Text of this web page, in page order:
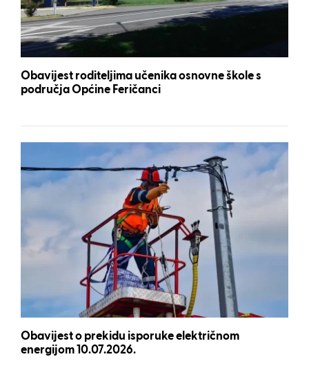
Obavijest roditeljima učenika osnovne škole s
područja Općine Feričanci
Obavijest o prekidu isporuke električnom
energijom 10.07.2026.